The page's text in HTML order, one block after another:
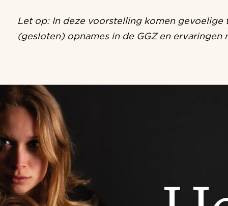
Let op: In deze voorstelling komen gevoelige
(gesloten) opnames in de GGZ en